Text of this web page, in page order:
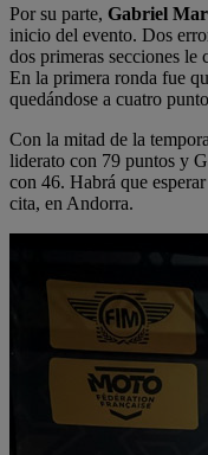
Por su parte, Gabriel
inicio del evento. Dos
dos primeras secciones le
En la primera ronda fue
quedándose a cuatro
Con la mitad de la
liderato con 79 puntos y
con 46. Habrá que
cita, en Andorra.